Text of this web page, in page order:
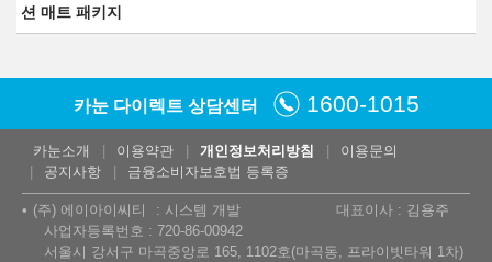
션 매트 패키지
카눈 다이렉트 상담센터 1600-1015
카눈소개 이용약관 개인정보처리방침
이용문의
공지사항
금융소비자보호법 등록증
(주) 에이아이씨티 시스템 개발
대표이사 : 김용주
사업자등록번호 : 720-86-00942
서울시 강서구 마곡중앙로 165, 1102호(마곡동, 프라이빗타워 1차)